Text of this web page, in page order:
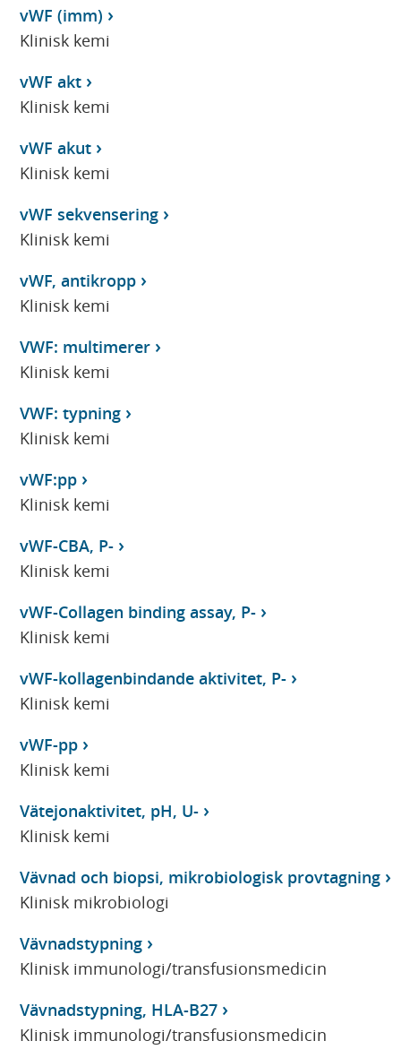
vWF (imm)
Klinisk kemi
vWF akt
Klinisk kemi
vWF akut
Klinisk kemi
vWF sekvensering
Klinisk kemi
vWF, antikropp
Klinisk kemi
VWF: multimerer
Klinisk kemi
VWF: typning
Klinisk kemi
vWF:pp
Klinisk kemi
vWF-CBA, P-
Klinisk kemi
vWF-Collagen binding assay, P-
Klinisk kemi
vWF-kollagenbindande aktivitet, P-
Klinisk kemi
vWF-pp
Klinisk kemi
Vätejonaktivitet, pH, U-
Klinisk kemi
Vävnad och biopsi, mikrobiologisk provtagning
Klinisk mikrobiologi
Vävnadstypning
Klinisk immunologi/transfusionsmedicin
Vävnadstypning, HLA-B27
Klinisk immunologi/transfusionsmedicin